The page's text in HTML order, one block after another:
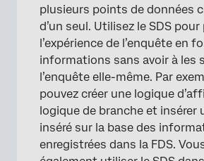
Modification d’une source de
supplémentaire
Types de projets compatibles
fonction
FAQs
plusieurs points de données
d’un seul. Utilisez le SDS
l’expérience de l’enquête en
informations sans avoir à les
l’enquête elle-même. Par
pouvez créer une logique
logique de branche et insérer
inséré sur la base des
enregistrées dans la FDS.